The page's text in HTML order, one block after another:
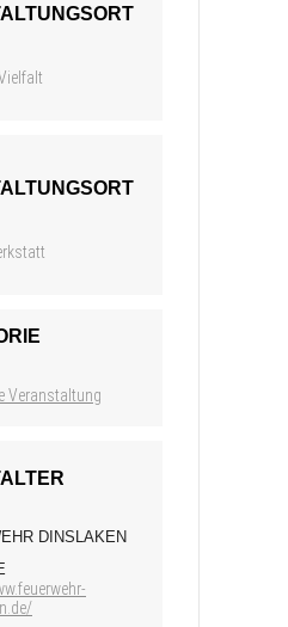
Veranstaltung
DINSLAKEN